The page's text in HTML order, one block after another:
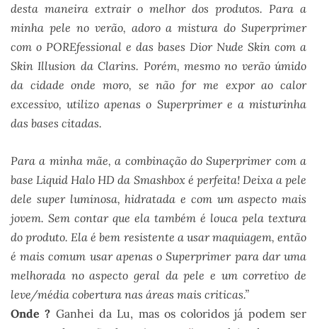
desta maneira extrair o melhor dos produtos. Para a
minha pele no verão, adoro a mistura do Superprimer
com o POREfessional e das bases Dior Nude Skin com a
Skin Illusion da Clarins. Porém, mesmo no verão úmido
da cidade onde moro, se não for me expor ao calor
excessivo, utilizo apenas o Superprimer e a misturinha
das bases citadas.
Para a minha mãe, a combinação do Superprimer com a
base Liquid Halo HD da Smashbox é perfeita! Deixa a pele
dele super luminosa, hidratada e com um aspecto mais
jovem. Sem contar que ela também é louca pela textura
do produto. Ela é bem resistente a usar maquiagem, então
é mais comum usar apenas o Superprimer para dar uma
melhorada no aspecto geral da pele e um corretivo de
leve/média cobertura nas áreas mais criticas.”
Onde ? Ganhei da Lu, mas os coloridos já podem ser